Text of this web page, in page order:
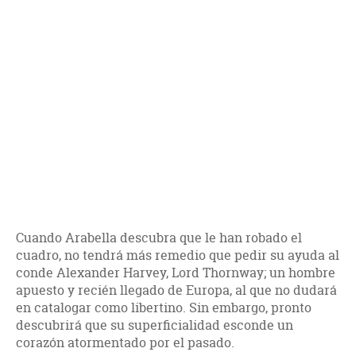
Cuando Arabella descubra que le han robado el
cuadro, no tendrá más remedio que pedir su ayuda al
conde Alexander Harvey, Lord Thornway; un hombre
apuesto y recién llegado de Europa, al que no dudará
en catalogar como libertino. Sin embargo, pronto
descubrirá que su superficialidad esconde un
corazón atormentado por el pasado.